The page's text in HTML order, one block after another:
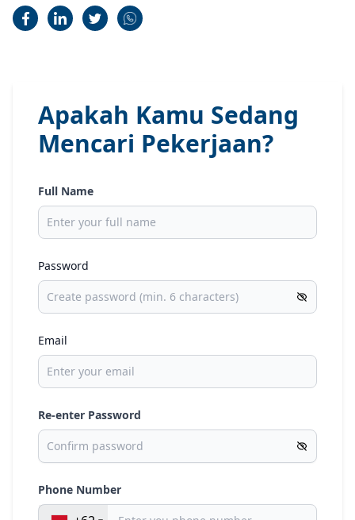
Apakah Kamu Sedang
Mencari Pekerjaan?
Full Name
Password
Email
Re-enter Password
Phone Number